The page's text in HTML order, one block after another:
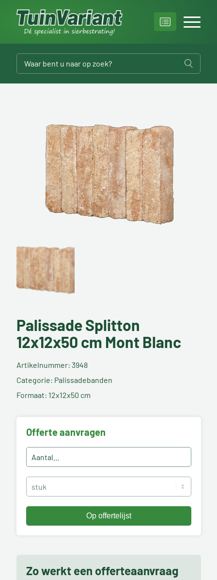
Palissade Splitton
12x12x50 cm Mont Blanc
Artikelnummer: 3948
Categorie: Palissadebanden
Formaat: 12x12x50 cm
Offerte aanvragen
Zo werkt een offerteaanvraag